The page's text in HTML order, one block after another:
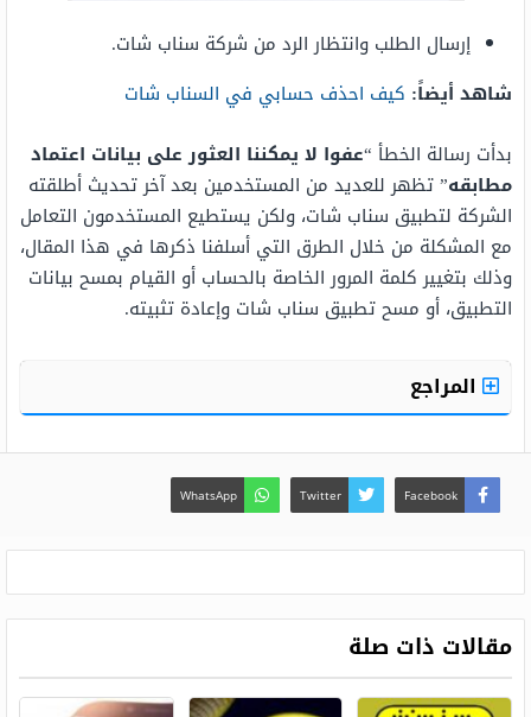
إرسال الطلب وانتظار الرد من شركة سناب شات.
شاهد أيضاً: كيف احذف حسابي في السناب شات
بدأت رسالة الخطأ “عفوا لا يمكننا العثور على بيانات اعتماد
مطابقه” تظهر للعديد من المستخدمين بعد آخر تحديث أطلقته
الشركة لتطبيق سناب شات، ولكن يستطيع المستخدمون التعامل
مع المشكلة من خلال الطرق التي أسلفنا ذكرها في هذا المقال،
وذلك بتغيير كلمة المرور الخاصة بالحساب أو القيام بمسح بيانات
التطبيق، أو مسح تطبيق سناب شات وإعادة تثبيته.
المراجع
Facebook
Twitter
WhatsApp
مقالات ذات صلة